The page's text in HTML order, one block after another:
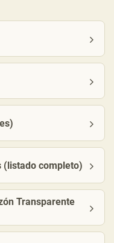
(listado completo)
Transparente